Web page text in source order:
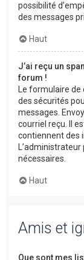
possibilité
des messages
Haut
J’ai reçu un
forum !
Le formulaire
des sécurités
messages.
courriel reçu. Il
contiennent des
nécessaires.
Haut
Amis et
Que sont mes